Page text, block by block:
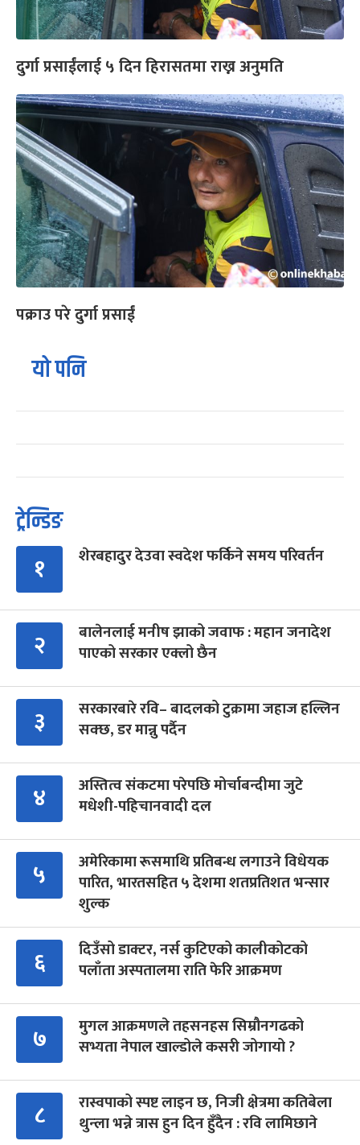
दुर्गा प्रसाईंलाई ५ दिन हिरासतमा राख्न अनुमति
पक्राउ परे दुर्गा प्रसाईं
यो पनि
ट्रेन्डिङ
१ शेरबहादुर देउवा स्वदेश फर्किने समय परिवर्तन
२
बालेनलाई मनीष झाको जवाफ : महान जनादेश
पाएको सरकार एक्लो छैन
३
सरकारबारे रवि– बादलको टुक्रामा जहाज हल्लिन
सक्छ, डर मान्नु पर्दैन
४
अस्तित्व संकटमा परेपछि मोर्चाबन्दीमा जुटे
मधेशी-पहिचानवादी दल
५
अमेरिकामा रूसमाथि प्रतिबन्ध लगाउने विधेयक
पारित, भारतसहित ५ देशमा शतप्रतिशत भन्सार
शुल्क
६
दिउँसो डाक्टर, नर्स कुटिएको कालीकोटको
पलाँता अस्पतालमा राति फेरि आक्रमण
७
मुगल आक्रमणले तहसनहस सिम्रौनगढको
सभ्यता नेपाल खाल्डोले कसरी जोगायो ?
८
रास्वपाको स्पष्ट लाइन छ, निजी क्षेत्रमा कतिबेला
थुन्ला भन्ने त्रास हुन दिन हुँदैन : रवि लामिछाने